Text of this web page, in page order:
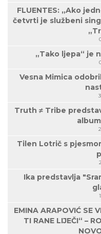
FLUENTES: „Ako
četvrti je službeni
„Tako ljepa“ je
Vesna Mimica
Truth ≠ Tribe
Tilen Lotrič s
Ika predstavlja
EMINA ARAPOVIĆ SE
TI RANE LIJEČI“ –